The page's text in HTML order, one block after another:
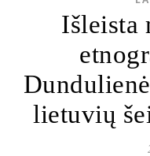
Išleista
lietuvių